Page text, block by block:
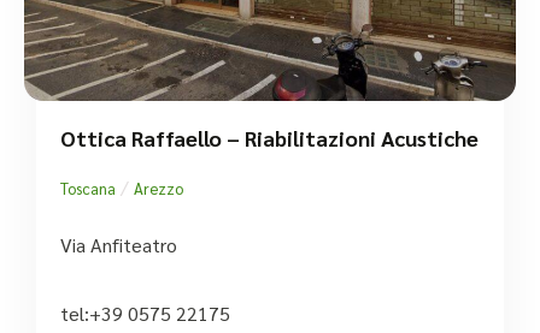
Ottica Raffaello – Riabilitazioni Acustiche
Toscana / Arezzo
Via Anfiteatro
tel:+39 0575 22175